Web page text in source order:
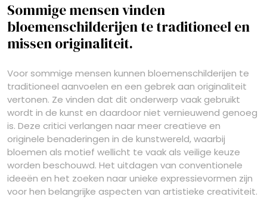
Sommige mensen vinden
bloemenschilderijen te traditioneel en
missen originaliteit.
Voor sommige mensen kunnen bloemenschilderijen te
traditioneel aanvoelen en een gebrek aan originaliteit
vertonen. Ze vinden dat dit onderwerp vaak gebruikt
wordt in de kunst en daardoor niet vernieuwend genoeg
is. Deze critici verlangen naar meer creatieve en
originele benaderingen in de kunstwereld, waarbij
bloemen als motief wellicht te vaak als veilige keuze
worden beschouwd. Het uitdagen van conventionele
ideeën en het zoeken naar unieke expressievormen zijn
voor hen belangrijke aspecten van artistieke creativiteit.